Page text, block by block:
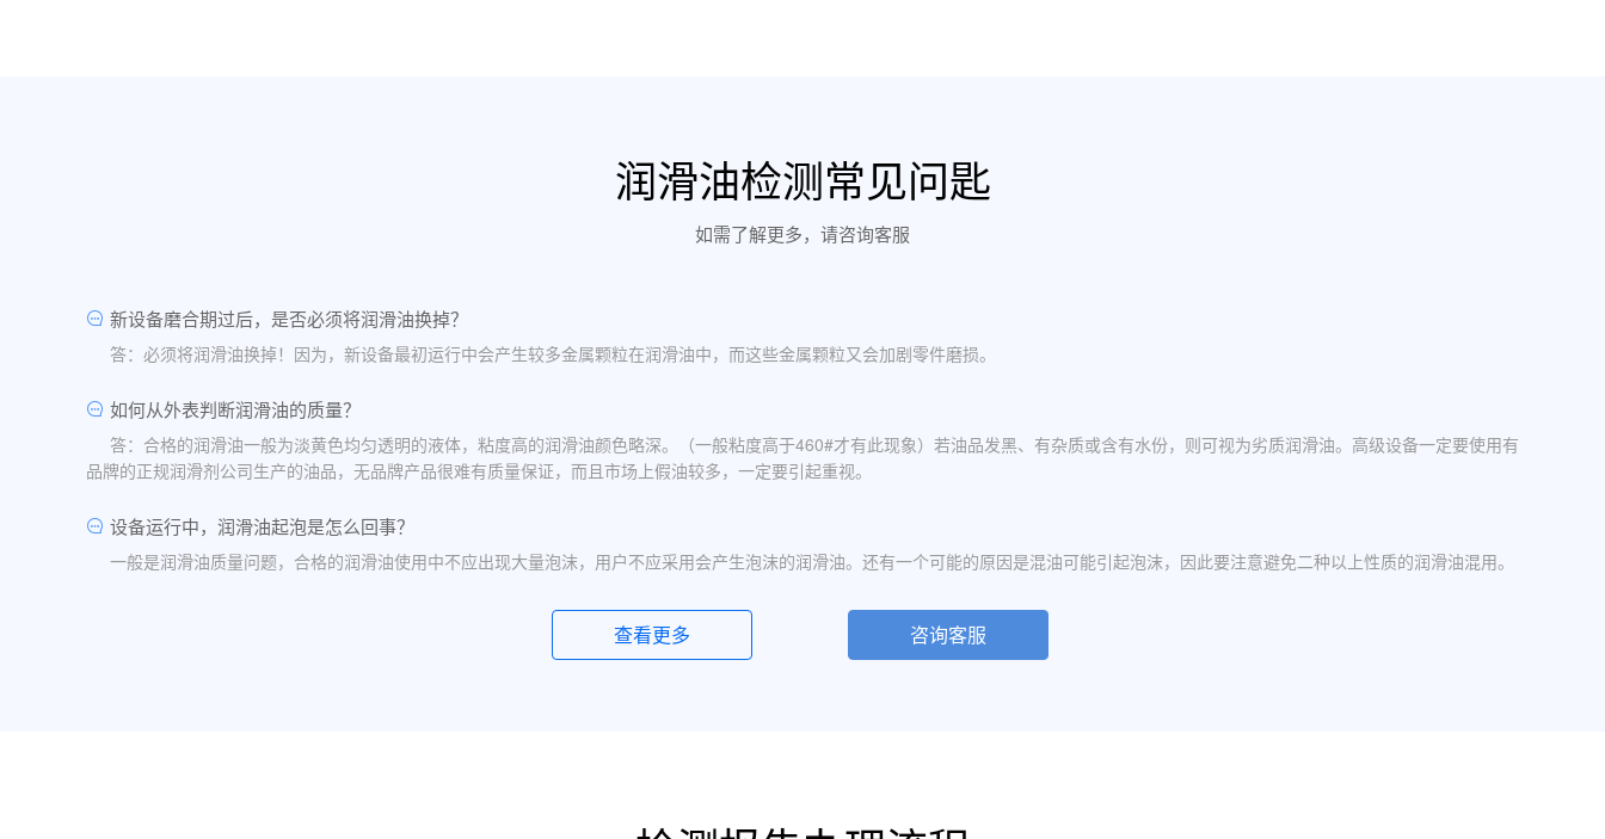
润滑油检测常见问匙
如需了解更多，请咨询客服
新设备磨合期过后，是否必须将润滑油换掉？
答：必须将润滑油换掉！因为，新设备最初运行中会产生较多金属颗粒在润滑油中，而这些金属颗粒又会加剧零件磨损。
如何从外表判断润滑油的质量？
答：合格的润滑油一般为淡黄色均匀透明的液体，粘度高的润滑油颜色略深。（一般粘度高于460#才有此现象）若油品发黑、有杂质或含有水份，则可视为劣质润滑油。高级设备一定要使用有
品牌的正规润滑剂公司生产的油品，无品牌产品很难有质量保证，而且市场上假油较多，一定要引起重视。
设备运行中，润滑油起泡是怎么回事？
一般是润滑油质量问题，合格的润滑油使用中不应出现大量泡沫，用户不应采用会产生泡沫的润滑油。还有一个可能的原因是混油可能引起泡沫，因此要注意避免二种以上性质的润滑油混用。
答：一般情况下油品发白是由于油箱进水后造成的，是乳化现象，应避免水进入润滑油箱体或避免雨水进入已开封的油桶中。具体操作中，设备应检查油封是否损坏，换油时检查箱体内是否有
查看更多 咨询客服